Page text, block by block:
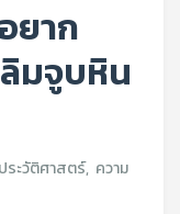
ยาก
มจูบหิน
ประวัติศาสตร์, ความ